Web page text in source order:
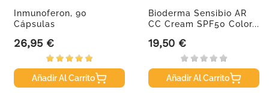
Inmunoferon, 90
Cápsulas
Precio
26,95 €
Añadir Al Carrito
Bioderma Sensibio AR
CC Cream SPF50 Color...
Precio
19,50 €
Añadir Al Carrito